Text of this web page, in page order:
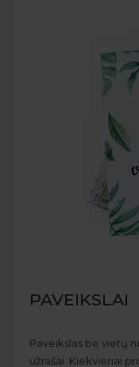
PAVEIKSLAI
Paveikslas be vietų
užrašai. Kiekvienai